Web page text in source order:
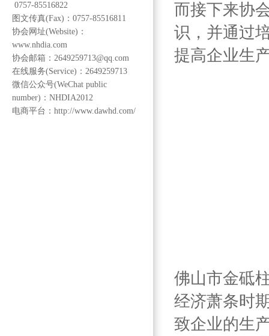
0757-85516822
图文传真(Fax)：0757-85516811
协会网址(Website)：
www.nhdia.com
协会邮箱：2649259713@qq.com
在线服务(Service)：2649259713
微信公众号(WeChat public
number)：NHDIA2012
电商平台：http://www.dawhd.com/
而接下来协
识，并通过
提高企业生
佛山市金砥
经济萧条时
致企业的生